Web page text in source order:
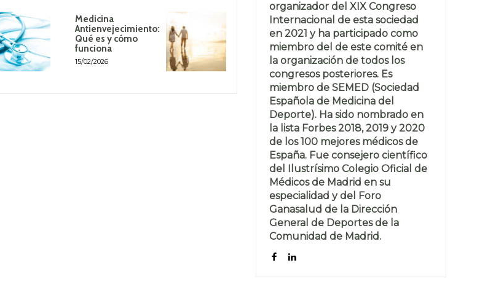
Medicina
Antienvejecimiento:
Qué es y cómo
funciona
15/02/2026
organizador del XIX Congreso
Internacional de esta sociedad
en 2021 y ha participado como
miembro del de este comité en
la organización de todos los
congresos posteriores. Es
miembro de SEMED (Sociedad
Española de Medicina del
Deporte). Ha sido nombrado en
la lista Forbes 2018, 2019 y 2020
de los 100 mejores médicos de
España. Fue consejero científico
del Ilustrísimo Colegio Oficial de
Médicos de Madrid en su
especialidad y del Foro
Ganasalud de la Dirección
General de Deportes de la
Comunidad de Madrid.